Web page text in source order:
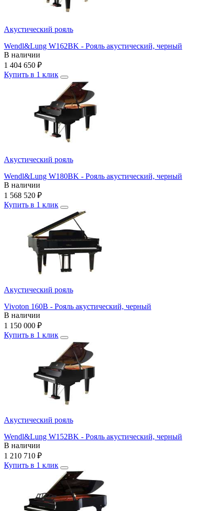
Акустический рояль
Wendl&Lung W162BK - Рояль акустический, черный
В наличии
1 404 650 ₽
Купить в 1 клик
Акустический рояль
Wendl&Lung W180BK - Рояль акустический, черный
В наличии
1 568 520 ₽
Купить в 1 клик
Акустический рояль
Vivoton 160B - Рояль акустический, черный
В наличии
1 150 000 ₽
Купить в 1 клик
Акустический рояль
Wendl&Lung W152BK - Рояль акустический, черный
В наличии
1 210 710 ₽
Купить в 1 клик